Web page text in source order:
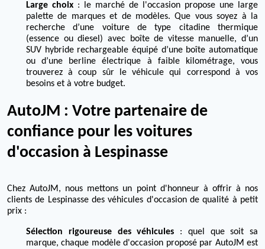
Large choix : le marché de l'occasion propose une large
palette de marques et de modèles. Que vous soyez à la
recherche d’une voiture de type citadine thermique
(essence ou diesel) avec boîte de vitesse manuelle, d’un
SUV hybride rechargeable équipé d’une boîte automatique
ou d’une berline électrique à faible kilométrage, vous
trouverez à coup sûr le véhicule qui correspond à vos
besoins et à votre budget.
AutoJM : Votre partenaire de
confiance pour les voitures
d'occasion à Lespinasse
Chez AutoJM, nous mettons un point d'honneur à offrir à nos
clients de Lespinasse des véhicules d'occasion de qualité à petit
prix :
Sélection rigoureuse des véhicules : quel que soit sa
marque, chaque modèle d'occasion proposé par AutoJM est